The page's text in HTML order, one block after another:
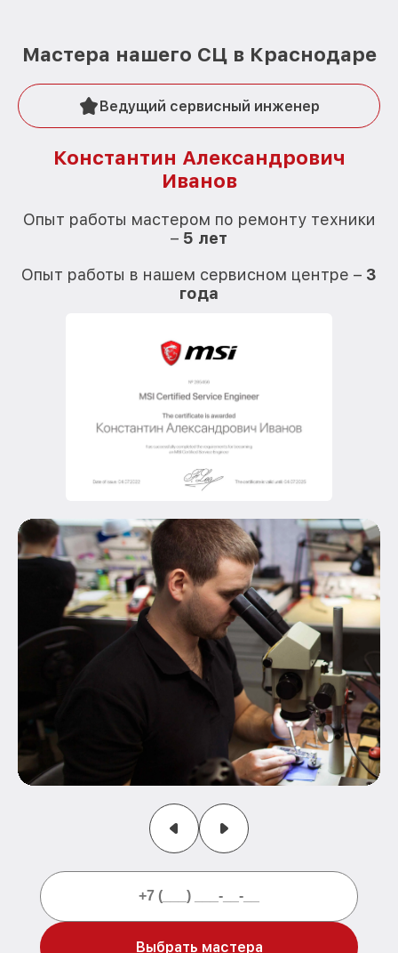
Мастера нашего СЦ в Краснодаре
Ведущий сервисный инженер
Константин Александрович
Иванов
Опыт работы мастером по ремонту техники
– 5 лет
Опыт работы в нашем сервисном центре – 3
года
Выбрать мастера